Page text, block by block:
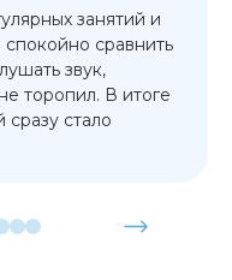
занятий и
сравнить
звук,
торопил. В итоге
сразу стало